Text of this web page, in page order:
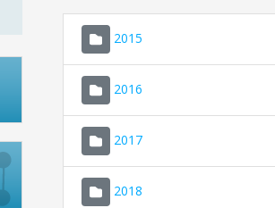
2015
2016
2017
2018